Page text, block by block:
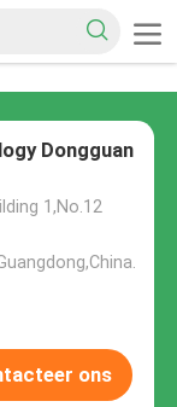
Dongguan
1,No.12
ons